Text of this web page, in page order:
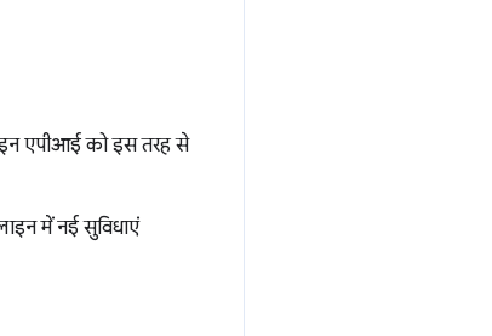
एपीआई को इस तरह से
में नई सुविधाएं